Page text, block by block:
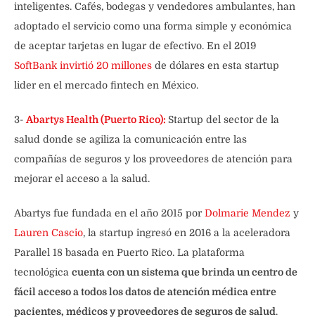
inteligentes. Cafés, bodegas y vendedores ambulantes, han
adoptado el servicio como una forma simple y económica
de aceptar tarjetas en lugar de efectivo. En el 2019
SoftBank invirtió 20 millones de dólares en esta startup
lider en el mercado fintech en México.
3-Abartys Health (Puerto Rico): Startup del sector de la
salud donde se agiliza la comunicación entre las
compañías de seguros y los proveedores de atención para
mejorar el acceso a la salud.
Abartys fue fundada en el año 2015 porDolmarie Mendez y
Lauren Cascio, la startup ingresó en 2016 a la aceleradora
Parallel 18 basada en Puerto Rico. La plataforma
tecnológica cuenta con un sistema que brinda un centro de
fácil acceso a todos los datos de atención médica entre
pacientes, médicos y proveedores de seguros de salud.